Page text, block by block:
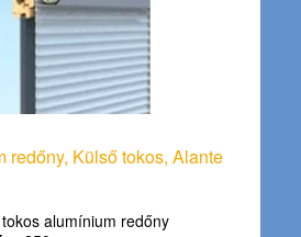
redőny, Külső tokos, Alante
alumínium redőny